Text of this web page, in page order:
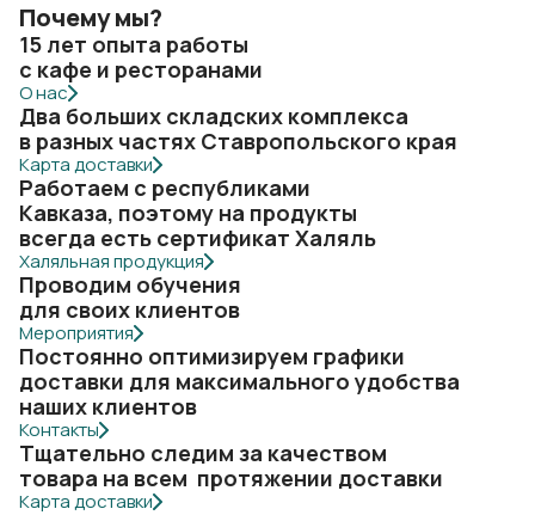
Почему мы?
15 лет опыта работы
с кафе и ресторанами
О нас
Два больших складских комплекса
в разных частях Ставропольского края
Карта доставки
Работаем с республиками
Кавказа, поэтому на продукты
всегда есть сертификат Халяль
Халяльная продукция
Проводим обучения
для своих клиентов
Мероприятия
Постоянно оптимизируем графики
доставки для максимального удобства
наших клиентов
Контакты
Тщательно следим за качеством
товара на всем протяжении доставки
Карта доставки